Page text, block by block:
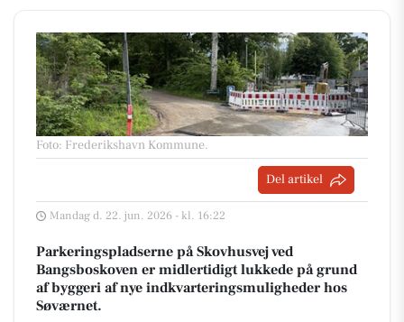
Foto: Frederikshavn Kommune.
Del artikel
Mandag d. 22. jun. 2026 - kl. 16:22
Parkeringspladserne på Skovhusvej ved
Bangsboskoven er midlertidigt lukkede på grund
af byggeri af nye indkvarteringsmuligheder hos
Søværnet.